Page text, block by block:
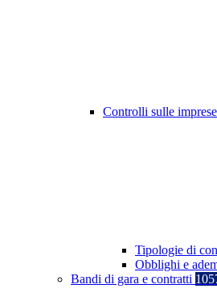
Controlli sulle imprese
Tipologie di
Obblighi e
Bandi di gara e contratti